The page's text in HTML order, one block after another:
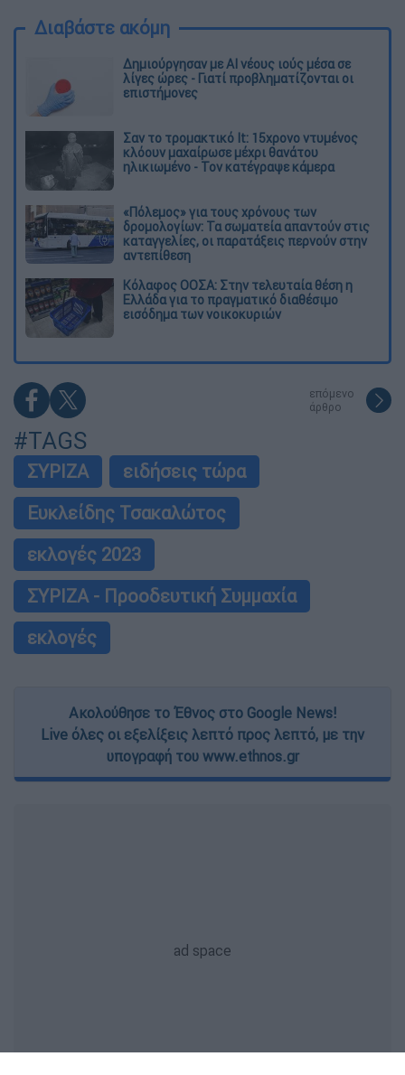
Διαβάστε ακόμη
Δημιούργησαν με AI νέους ιούς μέσα σε
λίγες ώρες - Γιατί προβληματίζονται οι
επιστήμονες
Σαν το τρομακτικό It: 15χρονο ντυμένος
κλόουν μαχαίρωσε μέχρι θανάτου
ηλικιωμένο - Τον κατέγραψε κάμερα
«Πόλεμος» για τους χρόνους των
δρομολογίων: Τα σωματεία απαντούν στις
καταγγελίες, οι παρατάξεις περνούν στην
αντεπίθεση
Κόλαφος ΟΟΣΑ: Στην τελευταία θέση η
Ελλάδα για το πραγματικό διαθέσιμο
εισόδημα των νοικοκυριών
επόμενο
άρθρο
#TAGS
ΣΥΡΙΖΑ
ειδήσεις τώρα
Ευκλείδης Τσακαλώτος
εκλογές 2023
ΣΥΡΙΖΑ - Προοδευτική Συμμαχία
εκλογές
Ακολούθησε το Έθνος στο Google News!
Live όλες οι εξελίξεις λεπτό προς λεπτό, με την
υπογραφή του www.ethnos.gr